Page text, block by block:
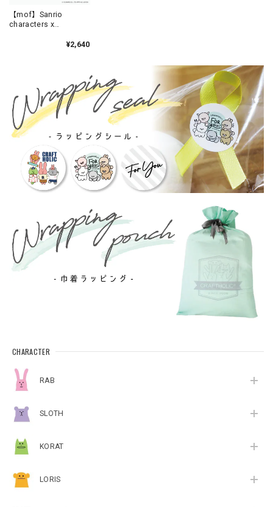
CHARACTER
RAB
SLOTH
KORAT
LORIS
【mof】Sanrio
characters x
しマスコットチャーム
¥2,640